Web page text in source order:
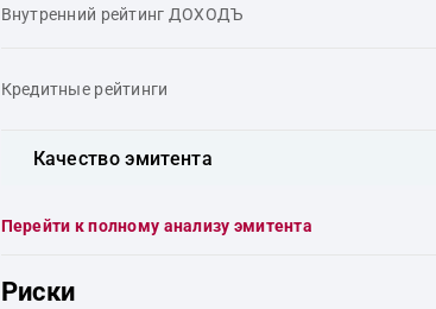
Внутренний рейтинг ДОХОДЪ
Кредитные рейтинги
Качество эмитента
Перейти к полному анализу эмитента
Риски